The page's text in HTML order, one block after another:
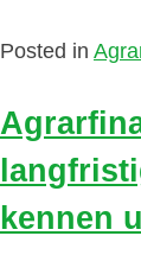
Posted in
kennen